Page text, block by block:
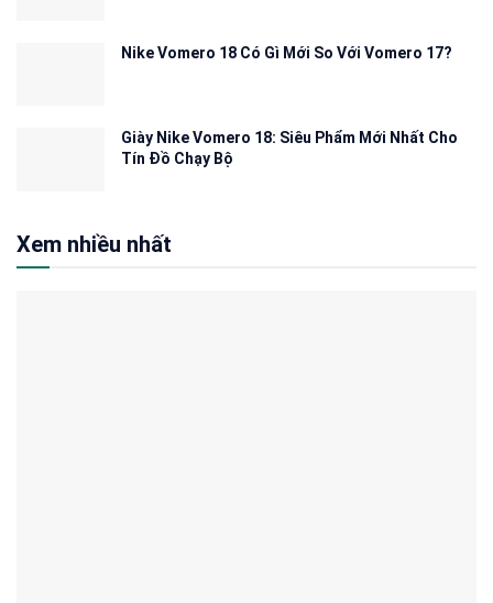
Nike Vomero 18 Có Gì Mới So Với Vomero 17?
Giày Nike Vomero 18: Siêu Phẩm Mới Nhất Cho
Tín Đồ Chạy Bộ
Xem nhiều nhất